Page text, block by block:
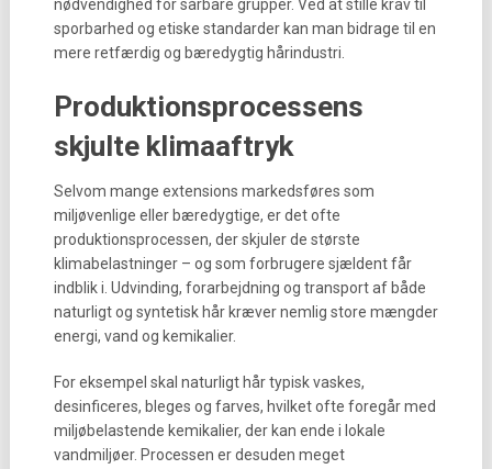
nødvendighed for sårbare grupper. Ved at stille krav til
sporbarhed og etiske standarder kan man bidrage til en
mere retfærdig og bæredygtig hårindustri.
Produktionsprocessens
skjulte klimaaftryk
Selvom mange extensions markedsføres som
miljøvenlige eller bæredygtige, er det ofte
produktionsprocessen, der skjuler de største
klimabelastninger – og som forbrugere sjældent får
indblik i. Udvinding, forarbejdning og transport af både
naturligt og syntetisk hår kræver nemlig store mængder
energi, vand og kemikalier.
For eksempel skal naturligt hår typisk vaskes,
desinficeres, bleges og farves, hvilket ofte foregår med
miljøbelastende kemikalier, der kan ende i lokale
vandmiljøer. Processen er desuden meget